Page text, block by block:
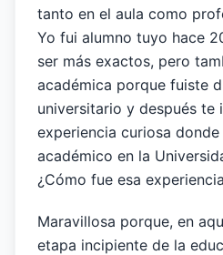
tanto en el aula como
Yo fui alumno tuyo hace
ser más exactos, pero
académica porque fuiste
universitario y después te
experiencia curiosa
académico en la
¿Cómo fue esa
Maravillosa porque, en
etapa incipiente de la